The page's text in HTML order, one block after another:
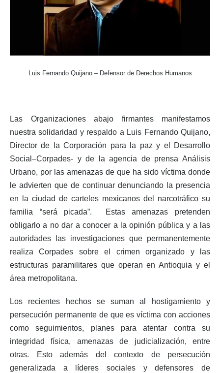
Luis Fernando Quijano – Defensor de Derechos Humanos
Las Organizaciones abajo firmantes manifestamos
nuestra solidaridad y respaldo a Luis Fernando Quijano,
Director de la Corporación para la paz y el Desarrollo
Social–Corpades- y de la agencia de prensa Análisis
Urbano, por las amenazas de que ha sido víctima donde
le advierten que de continuar denunciando la presencia
en la ciudad de carteles mexicanos del narcotráfico su
familia “será picada”. Estas amenazas pretenden
obligarlo a no dar a conocer a la opinión pública y a las
autoridades las investigaciones que permanentemente
realiza Corpades sobre el crimen organizado y las
estructuras paramilitares que operan en Antioquia y el
área metropolitana.
Los recientes hechos se suman al hostigamiento y
persecución permanente de que es víctima con acciones
como seguimientos, planes para atentar contra su
integridad física, amenazas de judicialización, entre
otras. Esto además del contexto de persecución
generalizada a líderes sociales y defensores de